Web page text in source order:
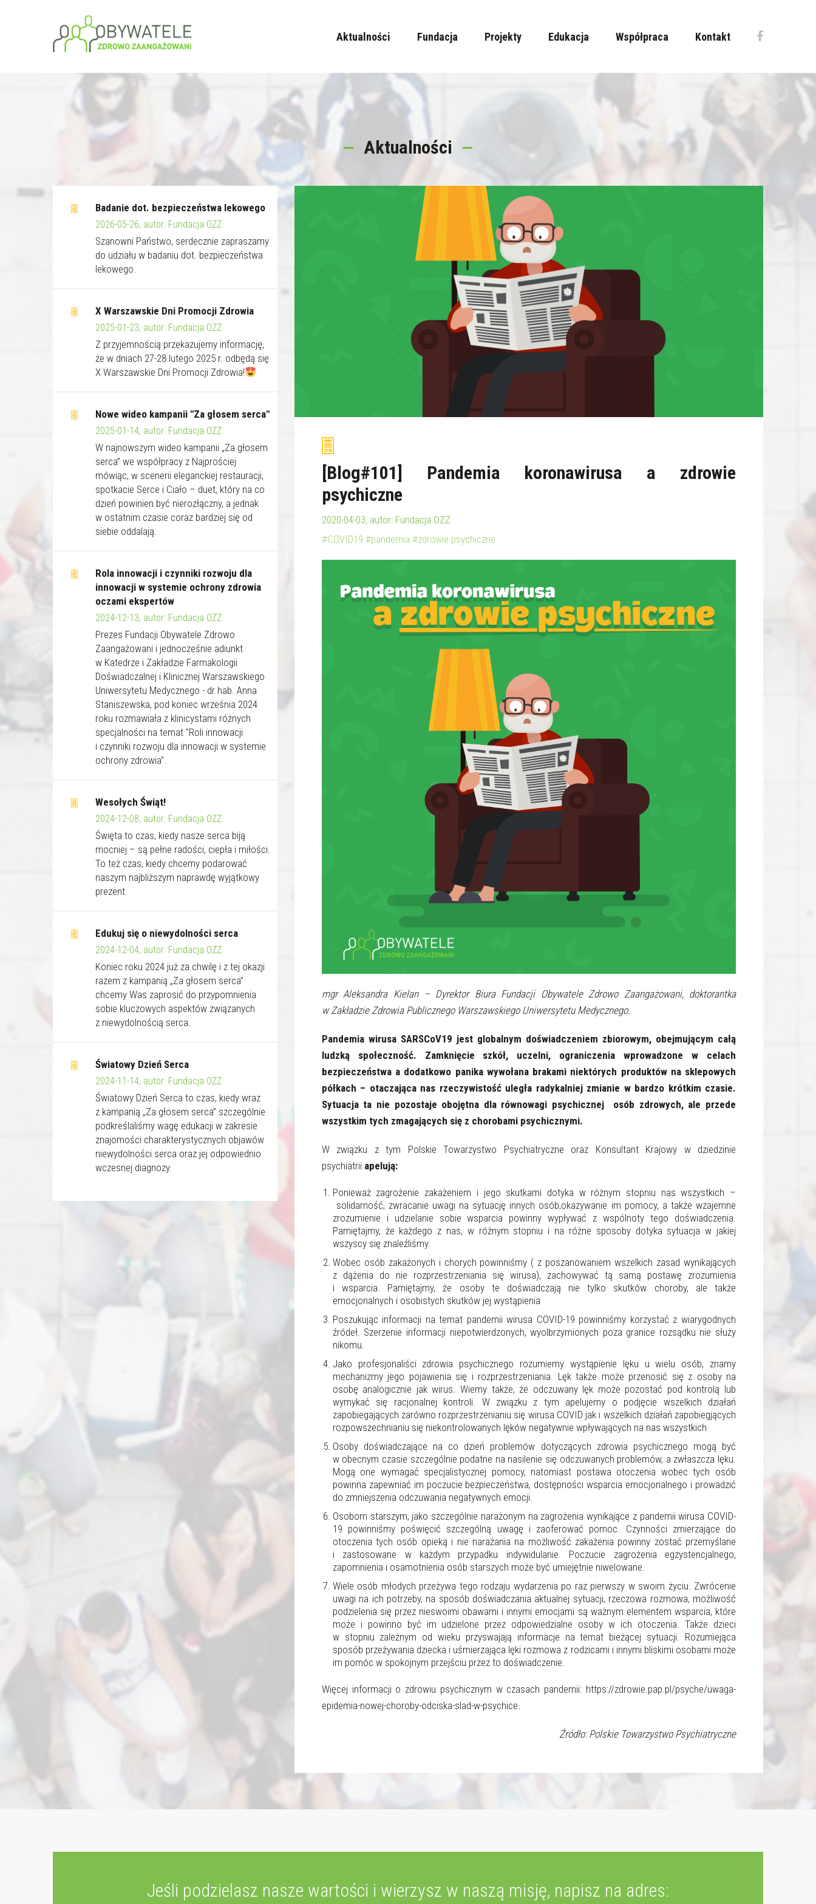
Aktualności Fundacja Projekty Edukacja Współpraca Kontakt
Aktualności
Badanie dot. bezpieczeństwa lekowego
2026-05-26, autor: Fundacja OZZ
Szanowni Państwo, serdecznie zapraszamy
do udziału w badaniu dot. bezpieczeństwa
lekowego.
X Warszawskie Dni Promocji Zdrowia
2025-01-23, autor: Fundacja OZZ
Z przyjemnością przekazujemy informację,
że w dniach 27-28 lutego 2025 r. odbędą się
X Warszawskie Dni Promocji Zdrowia!
Nowe wideo kampanii "Za głosem serca"
2025-01-14, autor: Fundacja OZZ
W najnowszym wideo kampanii „Za głosem
serca” we współpracy z Najprościej
mówiąc, w scenerii eleganckiej restauracji,
spotkacie Serce i Ciało – duet, który na co
dzień powinien być nierozłączny, a jednak
w ostatnim czasie coraz bardziej się od
siebie oddalają.
Rola innowacji i czynniki rozwoju dla
innowacji w systemie ochrony zdrowia
oczami ekspertów
2024-12-13, autor: Fundacja OZZ
Prezes Fundacji Obywatele Zdrowo
Zaangażowani i jednocześnie adiunkt
w Katedrze i Zakładzie Farmakologii
Doświadczalnej i Klinicznej Warszawskiego
Uniwersytetu Medycznego - dr hab. Anna
Staniszewska, pod koniec września 2024
roku rozmawiała z klinicystami różnych
specjalności na temat "Roli innowacji
i czynniki rozwoju dla innowacji w systemie
ochrony zdrowia".
Wesołych Świąt!
2024-12-08, autor: Fundacja OZZ
Święta to czas, kiedy nasze serca biją
mocniej – są pełne radości, ciepła i miłości.
To też czas, kiedy chcemy podarować
naszym najbliższym naprawdę wyjątkowy
prezent.
Edukuj się o niewydolności serca
2024-12-04, autor: Fundacja OZZ
Koniec roku 2024 już za chwilę i z tej okazji
razem z kampanią „Za głosem serca”
chcemy Was zaprosić do przypomnienia
sobie kluczowych aspektów związanych
z niewydolnością serca.
Światowy Dzień Serca
2024-11-14, autor: Fundacja OZZ
Światowy Dzień Serca to czas, kiedy wraz
z kampanią „Za głosem serca” szczególnie
podkreślaliśmy wagę edukacji w zakresie
znajomości charakterystycznych objawów
niewydolności serca oraz jej odpowiednio
wczesnej diagnozy.
[Blog#101] Pandemia koronawirusa a zdrowie
psychiczne
2020-04-03, autor: Fundacja OZZ
#COVID19 #pandemia #zdrowie psychiczne
mgr Aleksandra Kielan – Dyrektor Biura Fundacji Obywatele Zdrowo Zaangażowani, doktorantka
w Zakładzie Zdrowia Publicznego Warszawskiego Uniwersytetu Medycznego.
Pandemia wirusa SARSCoV19 jest globalnym doświadczeniem zbiorowym, obejmującym całą
ludzką społeczność. Zamknięcie szkół, uczelni, ograniczenia wprowadzone w celach
bezpieczeństwa a dodatkowo panika wywołana brakami niektórych produktów na sklepowych
półkach – otaczająca nas rzeczywistość uległa radykalniej zmianie w bardzo krótkim czasie.
Sytuacja ta nie pozostaje obojętna dla równowagi psychicznej osób zdrowych, ale przede
wszystkim tych zmagających się z chorobami psychicznymi.
W związku z tym Polskie Towarzystwo Psychiatryczne oraz Konsultant Krajowy w dziedzinie
psychiatrii apelują:
Ponieważ zagrożenie zakażeniem i jego skutkami dotyka w różnym stopniu nas wszystkich –
solidarność, zwracanie uwagi na sytuację innych osób,okazywanie im pomocy, a także wzajemne
zrozumienie i udzielanie sobie wsparcia powinny wypływać z wspólnoty tego doświadczenia.
Pamiętajmy, że każdego z nas, w różnym stopniu i na różne sposoby dotyka sytuacja w jakiej
wszyscy się znaleźliśmy.
Wobec osób zakażonych i chorych powinniśmy ( z poszanowaniem wszelkich zasad wynikających
z dążenia do nie rozprzestrzeniania się wirusa), zachowywać tą samą postawę zrozumienia
i wsparcia. Pamiętajmy, że osoby te doświadczają nie tylko skutków choroby, ale także
emocjonalnych i osobistych skutków jej wystąpienia
Poszukując informacji na temat pandemii wirusa COVID-19 powinniśmy korzystać z wiarygodnych
źródeł. Szerzenie informacji niepotwierdzonych, wyolbrzymionych poza granice rozsądku nie służy
nikomu.
Jako profesjonaliści zdrowia psychicznego rozumiemy wystąpienie lęku u wielu osób, znamy
mechanizmy jego pojawienia się i rozprzestrzeniania. Lęk także może przenosić się z osoby na
osobę analogicznie jak wirus. Wiemy także, że odczuwany lęk może pozostać pod kontrolą lub
wymykać się racjonalnej kontroli. W związku z tym apelujemy o podjęcie wszelkich działań
zapobiegających zarówno rozprzestrzenianiu się wirusa COVID jak i wszelkich działań zapobiegjących
rozpowszechnianiu się niekontrolowanych lęków negatywnie wpływających na nas wszystkich.
Osoby doświadczające na co dzień problemów dotyczących zdrowia psychicznego mogą być
w obecnym czasie szczególnie podatne na nasilenie się odczuwanych problemów, a zwłaszcza lęku.
Mogą one wymagać specjalistycznej pomocy, natomiast postawa otoczenia wobec tych osób
powinna zapewniać im poczucie bezpieczeństwa, dostępności wsparcia emocjonalnego i prowadzić
do zmniejszenia odczuwania negatywnych emocji.
Osobom starszym, jako szczególnie narażonym na zagrożenia wynikające z pandemii wirusa COVID-
19 powinniśmy poświęcić szczególną uwagę i zaoferować pomoc. Czynności zmierzające do
otoczenia tych osób opieką i nie narażania na możliwość zakażenia powinny zostać przemyślane
i zastosowane w każdym przypadku indywidulanie. Poczucie zagrożenia egzystencjalnego,
zapomnienia i osamotnienia osób starszych może być umiejętnie niwelowane.
Wiele osób młodych przeżywa tego rodzaju wydarzenia po raz pierwszy w swoim życiu. Zwrócenie
uwagi na ich potrzeby, na sposób doświadczania aktualnej sytuacji, rzeczowa rozmowa, możliwość
podzielenia się przez nieswoimi obawami i innymi emocjami są ważnym elementem wsparcia, które
może i powinno być im udzielone przez odpowiedzialne osoby w ich otoczenia. Także dzieci
w stopniu zależnym od wieku przyswajają informacje na temat bieżącej sytuacji. Rozumiejąca
sposób przeżywania dziecka i uśmierzająca lęki rozmowa z rodzicami i innymi bliskimi osobami może
im pomóc w spokojnym przejściu przez to doświadczenie.
Więcej informacji o zdrowiu psychicznym w czasach pandemii: https://zdrowie.pap.pl/psyche/uwaga-
epidemia-nowej-choroby-odciska-slad-w-psychice.
Źródło: Polskie Towarzystwo Psychiatryczne
Jeśli podzielasz nasze wartości i wierzysz w naszą misję, napisz na adres: